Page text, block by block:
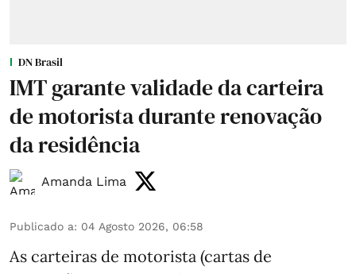
DN Brasil
IMT garante validade da carteira
de motorista durante renovação
da residência
Amanda Lima
Publicado a: 04 Agosto 2026, 06:58
As carteiras de motorista (cartas de